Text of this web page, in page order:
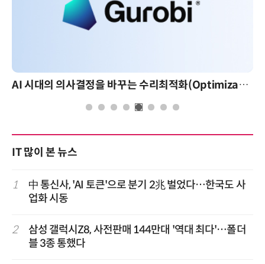
AI 핀옵스 실전 세미나: 폭증하는 AI 토큰 비용 관리 전략
IT 많이 본 뉴스
1
中 통신사, 'AI 토큰'으로 분기 2兆 벌었다…한국도 사
업화 시동
2
삼성 갤럭시Z8, 사전판매 144만대 '역대 최다'…폴더
블 3종 통했다